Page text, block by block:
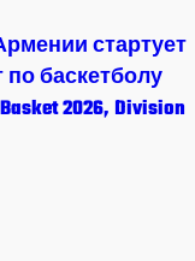
стартует
баскетболу
2026, Division